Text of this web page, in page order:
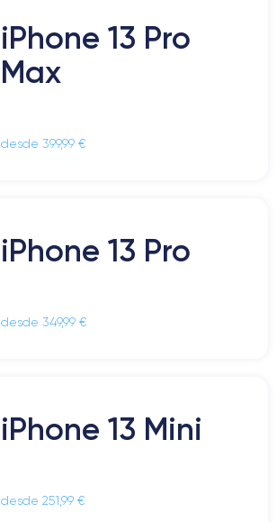
iPhone 13 Pro
Max
desde 399,99 €
iPhone 13 Pro
desde 349,99 €
iPhone 13 Mini
desde 251,99 €